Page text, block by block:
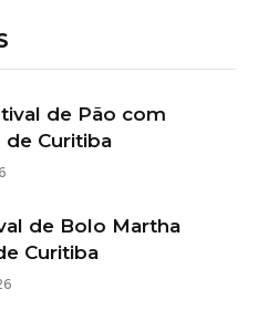
de Pão com
de Curitiba
de Bolo Martha
Curitiba